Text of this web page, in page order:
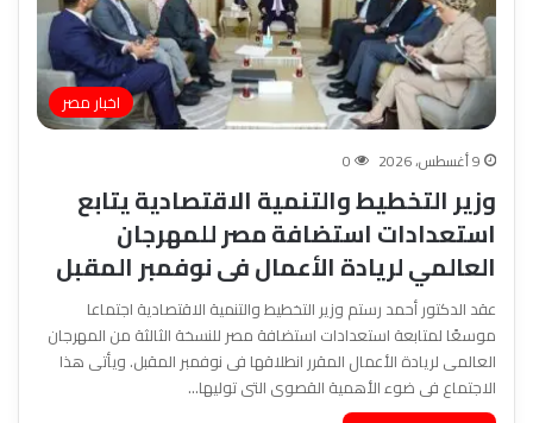
اخبار مصر
9 أغسطس، 2026 0
وزير التخطيط والتنمية الاقتصادية يتابع
استعدادات استضافة مصر للمهرجان
العالمي لريادة الأعمال فى نوفمبر المقبل
عقد الدكتور أحمد رستم وزير التخطيط والتنمية الاقتصادية اجتماعا
موسعًا لمتابعة استعدادات استضافة مصر للنسخة الثالثة من المهرجان
العالمى لريادة الأعمال المقرر انطلاقها فى نوفمبر المقبل. ويأتى هذا
الاجتماع فى ضوء الأهمية القصوى التى توليها…